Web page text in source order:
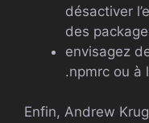
désactiver
des
envisagez
.npmrc ou à
Enfin, Andrew